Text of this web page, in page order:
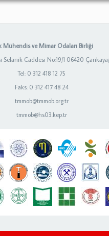
Mühendis ve Mimar Odaları Birliği
Selanik Caddesi No:19/1 06420
Tel: 0 312 418 12 75
Faks: 0 312 417 48 24
tmmob@tmmob.org.tr
tmmob@hs03.kep.tr